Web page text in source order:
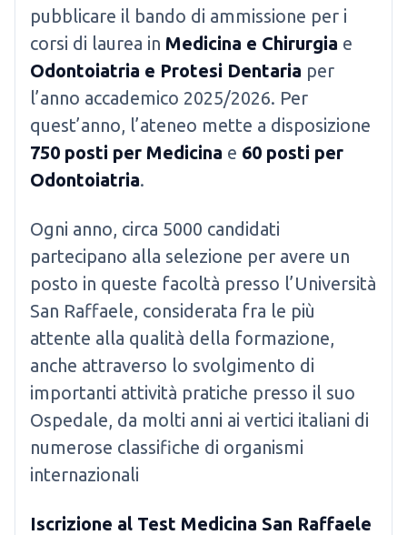
pubblicare il bando di ammissione per i
corsi di laurea in Medicina e Chirurgia e
Odontoiatria e Protesi Dentaria per
l’anno accademico 2025/2026. Per
quest’anno, l’ateneo mette a disposizione
750 posti per Medicina e 60 posti per
Odontoiatria.
Ogni anno, circa 5000 candidati
partecipano alla selezione per avere un
posto in queste facoltà presso l’Università
San Raffaele, considerata fra le più
attente alla qualità della formazione,
anche attraverso lo svolgimento di
importanti attività pratiche presso il suo
Ospedale, da molti anni ai vertici italiani di
numerose classifiche di organismi
internazionali
Iscrizione al Test Medicina San Raffaele